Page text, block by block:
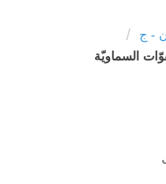
- ج /
السماويّة